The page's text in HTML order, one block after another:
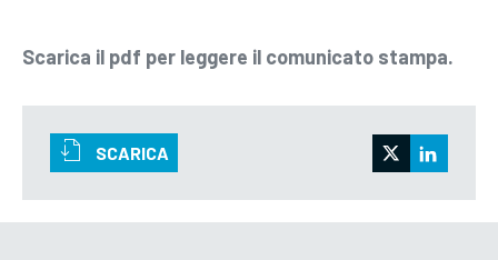
Scarica il pdf per leggere il comunicato stampa.
SCARICA